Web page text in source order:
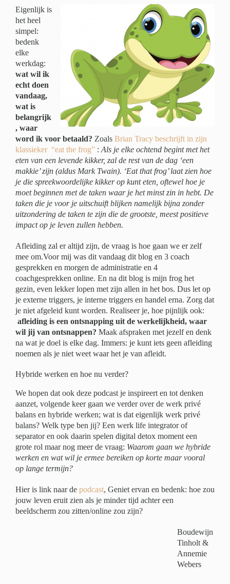
Eigenlijk is
het heel
simpel:
bedenk
elke
werkdag:
wat wil ik
echt doen
vandaag,
wat is
belangrijk
, waar
word ik voor betaald? ZoalsBrian Tracy beschrijft in zijn
klassieker “eat the frog”: Als je elke ochtend begint met het
eten van een levende kikker, zal de rest van de dag ‘een
makkie’ zijn (aldus Mark Twain). ‘Eat that frog’ laat zien hoe
je die spreekwoordelijke kikker op kunt eten, oftewel hoe je
moet beginnen met de taken waar je het minst zin in hebt. De
taken die je voor je uitschuift blijken namelijk bijna zonder
uitzondering de taken te zijn die de grootste, meest positieve
impact op je leven zullen hebben.
Afleiding zal er altijd zijn, de vraag is hoe gaan we er zelf
mee om.Voor mij was dit vandaag dit blog en 3 coach
gesprekken en morgen de administratie en 4
coachgesprekken online. En na dit blog is mijn frog het
gezin, even lekker lopen met zijn allen in het bos. Dus let op
je externe triggers, je interne triggers en handel erna. Zorg dat
je niet afgeleid kunt worden. Realiseer je, hoe pijnlijk ook:
afleiding is een ontsnapping uit de werkelijkheid, waar
wil jij van ontsnappen? Maak afspraken met jezelf en denk
na wat je doel is elke dag. Immers: je kunt iets geen afleiding
noemen als je niet weet waar het je van afleidt.
Hybride werken en hoe nu verder?
We hopen dat ook deze podcast je inspireert en tot denken
aanzet, volgende keer gaan we verder over de werk privé
balans en hybride werken; wat is dat eigenlijk werk privé
balans? Welk type ben jij? Een werk life integrator of
separator en ook daarin spelen digital detox moment een
grote rol maar nog meer de vraag: Waarom gaan we hybride
werken en wat wil je ermee bereiken op korte maar vooral
op lange termijn?
Hier is link naar de podcast, Geniet ervan en bedenk: hoe zou
jouw leven eruit zien als je minder tijd achter een
beeldscherm zou zitten/online zou zijn?
Boudewijn
Tinholt &
Annemie
Webers